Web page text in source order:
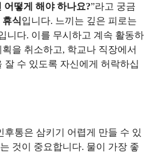
어떻게 해야 하나요?”라고 궁금
휴식입니다. 느끼는 깊은 피로는
니다. 이를 무시하고 계속 활동하
을 취소하고, 학교나 직장에서
잘 수 있도록 자신에게 허락하십
후통은 삼키기 어렵게 만들 수 있
것이 중요합니다. 물이 가장 좋